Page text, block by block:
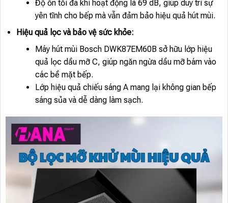
Độ ồn tối đa khi hoạt động là 69 dB, giúp duy trì sự
yên tĩnh cho bếp mà vẫn đảm bảo hiệu quả hút mùi.
Hiệu quả lọc và bảo vệ sức khỏe:
Máy hút mùi Bosch DWK87EM60B sở hữu lớp hiệu
quả lọc dầu mỡ C, giúp ngăn ngừa dầu mỡ bám vào
các bề mặt bếp.
Lớp hiệu quả chiếu sáng A mang lại không gian bếp
sáng sủa và dễ dàng làm sạch.